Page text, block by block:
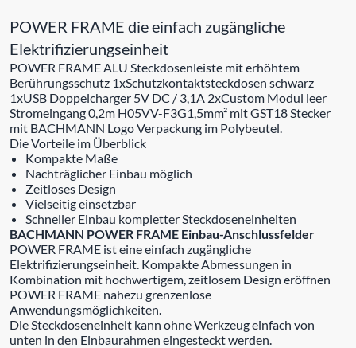
POWER FRAME die einfach zugängliche
Elektrifizierungseinheit
POWER FRAME ALU Steckdosenleiste mit erhöhtem
Berührungsschutz 1xSchutzkontaktsteckdosen schwarz
1xUSB Doppelcharger 5V DC / 3,1A 2xCustom Modul leer
Stromeingang 0,2m H05VV-F3G1,5mm² mit GST18 Stecker
mit BACHMANN Logo Verpackung im Polybeutel.
Die Vorteile im Überblick
Kompakte Maße
Nachträglicher Einbau möglich
Zeitloses Design
Vielseitig einsetzbar
Schneller Einbau kompletter Steckdoseneinheiten
BACHMANN POWER FRAME Einbau-Anschlussfelder
POWER FRAME ist eine einfach zugängliche
Elektrifizierungseinheit. Kompakte Abmessungen in
Kombination mit hochwertigem, zeitlosem Design eröffnen
POWER FRAME nahezu grenzenlose
Anwendungsmöglichkeiten.
Die Steckdoseneinheit kann ohne Werkzeug einfach von
unten in den Einbaurahmen eingesteckt werden.